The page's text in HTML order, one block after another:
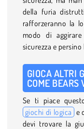
della furia
rafforzeranno la
modo di
sicurezza e
GIOCA ALTRI
COME BEARS
Se ti piace
giochi di logica e
devi trovare la